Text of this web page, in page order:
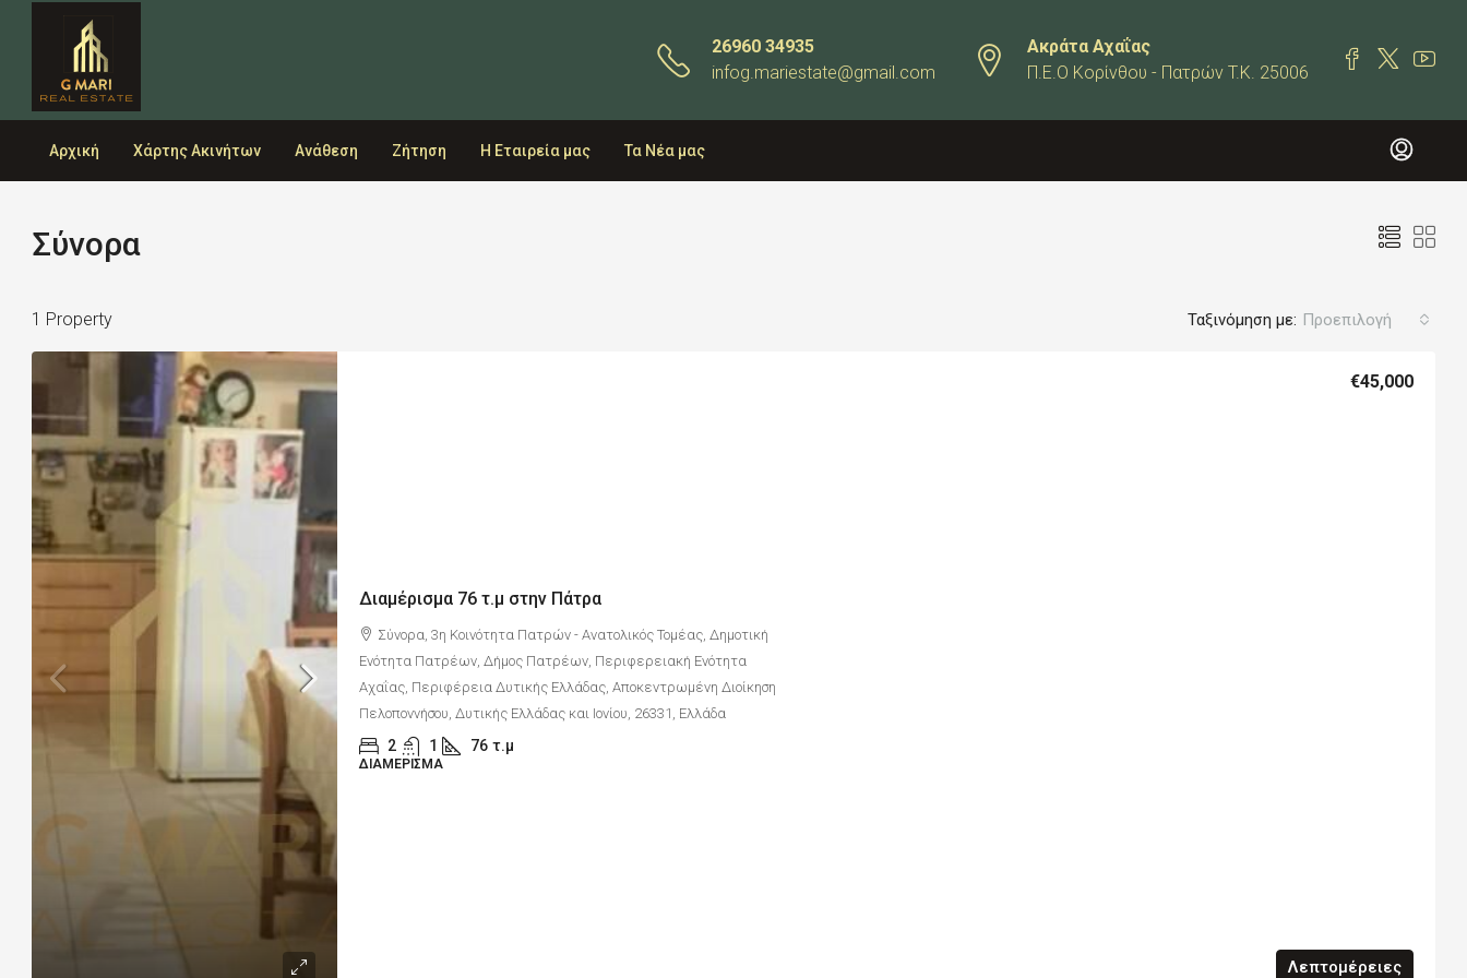
26960 34935
infog.mariestate@gmail.com
Ακράτα Αχαΐας
Π.Ε.Ο Κορίνθου - Πατρών T.K. 25006
Αρχική Χάρτης Ακινήτων Ανάθεση Ζήτηση Η Εταιρεία μας Τα Νέα μας
Σύνορα
1 Property Ταξινόμηση με: Προεπιλογή
Διαμέρισμα 76 τ.μ στην Πάτρα
€45,000
Σύνορα, 3η Κοινότητα Πατρών - Ανατολικός Τομέας, Δημοτική
Ενότητα Πατρέων, Δήμος Πατρέων, Περιφερειακή Ενότητα
Αχαΐας, Περιφέρεια Δυτικής Ελλάδας, Αποκεντρωμένη Διοίκηση
Πελοποννήσου, Δυτικής Ελλάδας και Ιονίου, 26331, Ελλάδα
2 1 76 τ.μ
ΔΙΑΜΈΡΙΣΜΑ
Λεπτομέρειες